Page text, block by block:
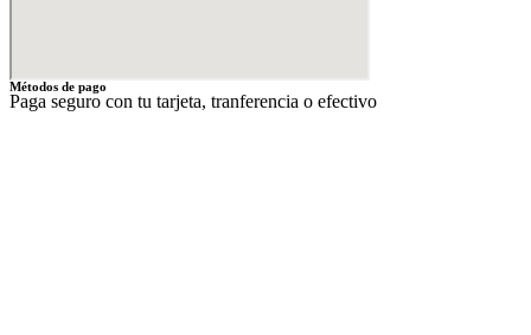
Métodos de pago
Paga seguro con tu tarjeta, tranferencia o efectivo